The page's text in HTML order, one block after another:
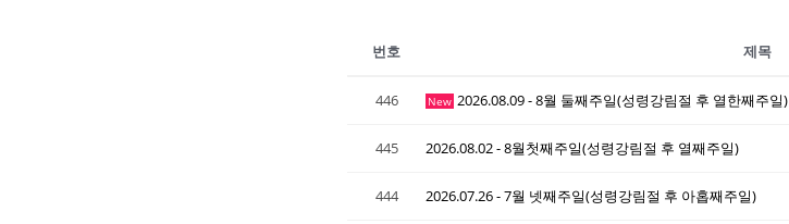
번호 제목
446 New 2026.08.09 - 8월 둘째주일(성령강림절 후 열한째주일)
445 2026.08.02 - 8월첫째주일(성령강림절 후 열째주일)
444 2026.07.26 - 7월 넷째주일(성령강림절 후 아홉째주일)